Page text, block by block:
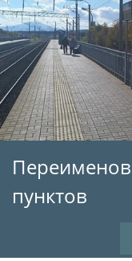
пунктов